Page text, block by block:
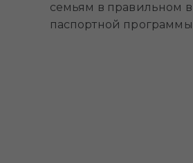
семьям в правильном
паспортной программы